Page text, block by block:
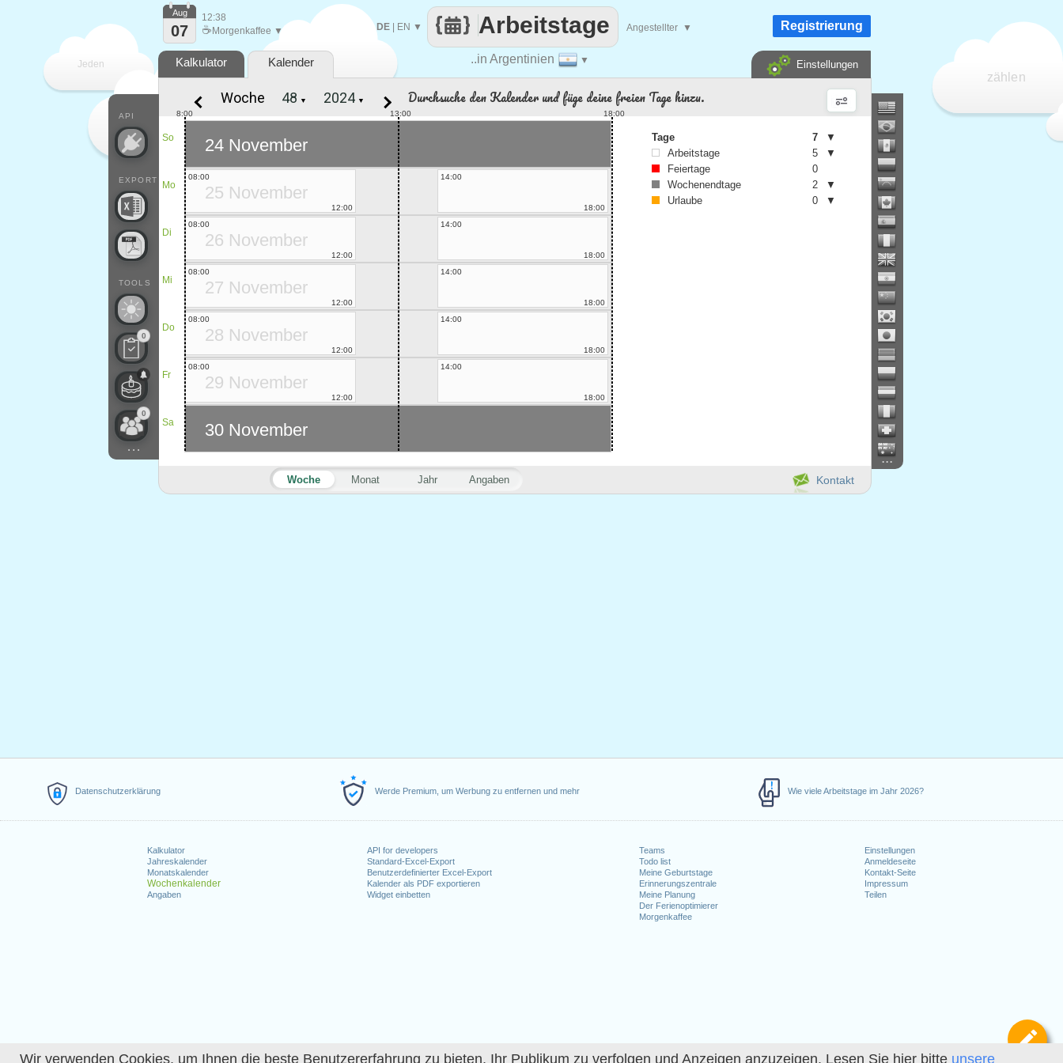
Wir verwenden Cookies, um Ihnen die beste Benutzererfahrung zu bieten, Ihr Publikum zu verfolgen und Anzeigen anzuzeigen. Lesen Sie hier bitte unsere
Datenschutzerklärung Werde Premium, um Werbung zu entfernen und mehr Wie viele Arbeitstage im Jahr 2026?
Kalkulator
Jahreskalender
Monatskalender
Wochenkalender
Angaben
API for developers
Standard-Excel-Export
Benutzerdefinierter Excel-Export
Kalender als PDF exportieren
Widget einbetten
Teams
Todo list
Meine Geburtstage
Erinnerungszentrale
Meine Planung
Der Ferienoptimierer
Morgenkaffee
Einstellungen
Anmeldeseite
Kontakt-Seite
Impressum
Teilen
Jeden
Tag
zählen
..in Argentinien ▼
Arbeitstage
DE EN ▼ Angestellter ▼
API
EXPORT
TOOLS
0
0
...
Aug
07
12:38
☕ Morgenkaffee ▼ Registrierung
Kalkulator Kalender Einstellungen
...
Kontakt
Woche Monat Jahr Angaben
Woche ▼ ▼ Durchsuche den Kalender und füge deine freien Tage hinzu.
So
Mo
Di
Mi
Do
Fr
Sa
13:00
8:00 18:00
24 November
25 November
08:00
12:00
14:00
18:00
26 November
08:00
12:00
14:00
18:00
27 November
08:00
12:00
14:00
18:00
28 November
08:00
12:00
14:00
18:00
29 November
08:00
12:00
14:00
18:00
30 November
Tage 7
▼
Arbeitstage
5
▼
Feiertage
0
Wochenendtage
2
▼
Urlaube
0 ▼